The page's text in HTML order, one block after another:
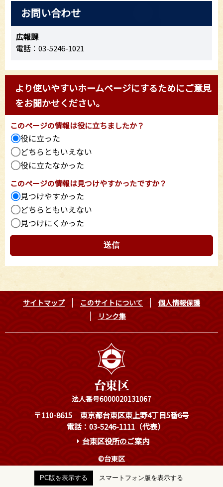
お問い合わせ
広報課
電話：03-5246-1021
より使いやすいホームページにするためにご意見
をお聞かせください。
このページの情報は役に立ちましたか？
役に立った
どちらともいえない
役に立たなかった
このページの情報は見つけやすかったですか？
見つけやすかった
どちらともいえない
見つけにくかった
サイトマップ このサイトについて
個人情報保護
リンク集
法人番号6000020131067
〒110-8615
東京都台東区東上野4丁目5番6号
電話：03-5246-1111（代表）
台東区役所のご案内
©台東区
PC版を表示する スマートフォン版を表示する